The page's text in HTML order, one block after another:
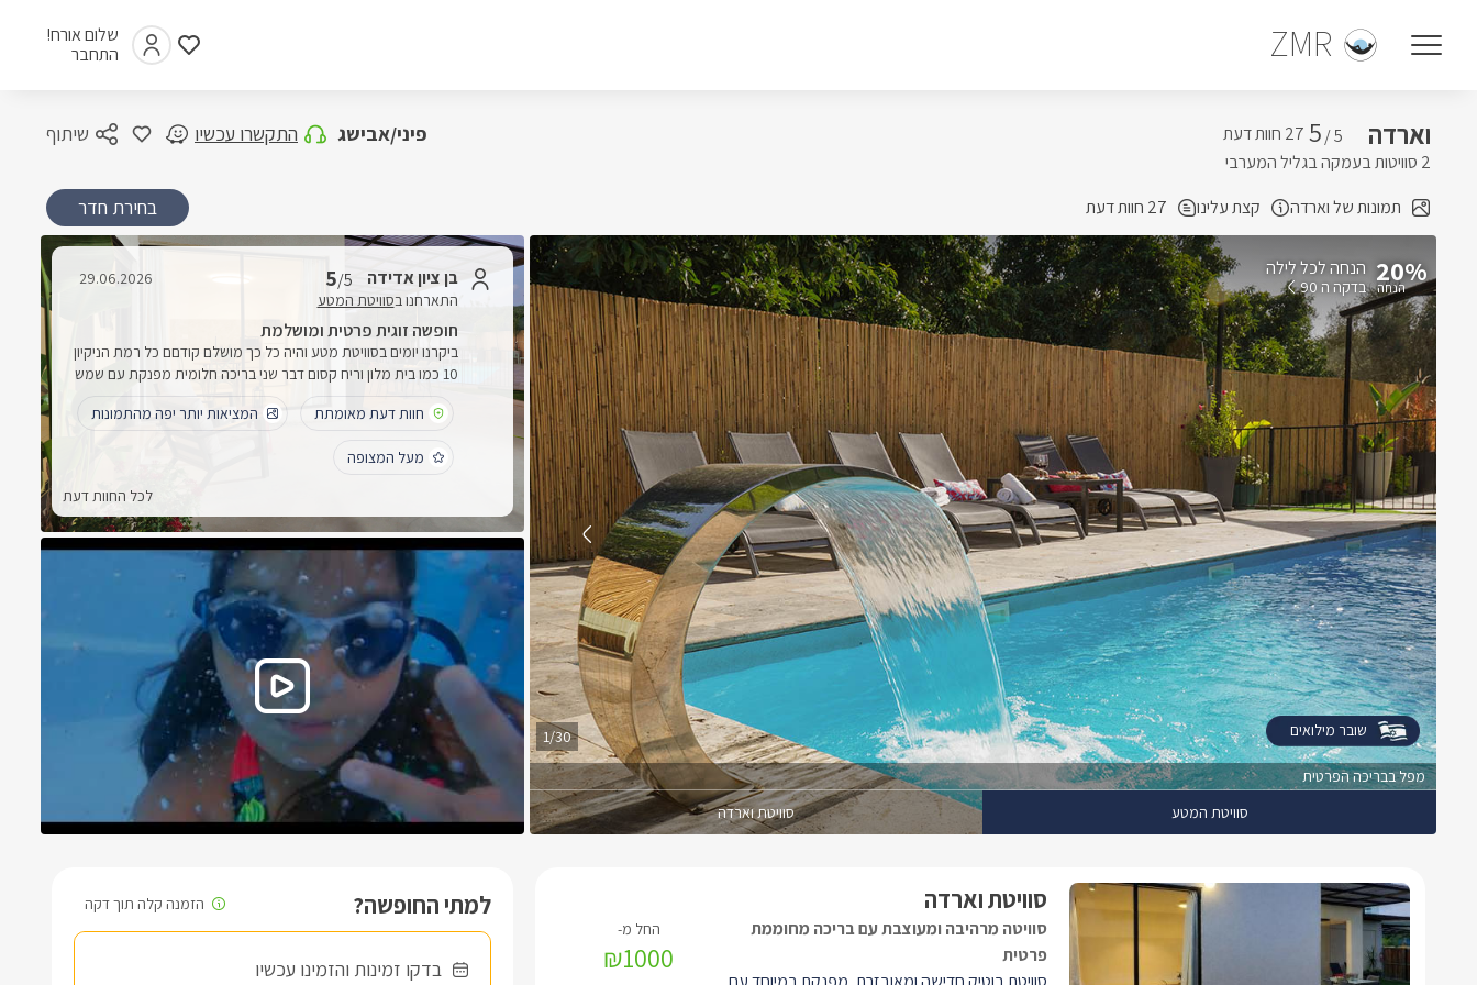
ZMR
שלום אורח!
התחבר
וארדה 5 /
5
2 סוויטות בעמקה בגליל המערבי
תמונות של וארדה
קצת עלינו 27 חוות דעת
שיתוף פיני/אבישג התקשרו עכשיו
בחירת חדר
מפל בבריכה הפרטית
1/30
סוויטת המטע סוויטת וארדה
20% הנחה לכל לילה
בדקה ה 90 בן ציון אדידה 5/5
התארחנו בסוויטת המטע
29.06.2026
חופשה זוגית פרטית ומושלמת
ביקרנו יומים בסוויטת מטע והיה כל כך מושלם קודםם כל רמת הניקיון
10 כמו בית מלון וריח קסום דבר שני בריכה חלומית מפנקת עם שמש
ממכר לגמריאיבזור מושלם מקומות ישיבה גריל דשא מטבח כל מה
שצריך בשביל לבוא להרפות ולהנות
חוות דעת מאומתת המציאות יותר יפה מהתמונות
מעל המצופה
לכל החוות דעת
שובר מילואים
למתי החופשה?
בדקו זמינות והזמינו עכשיו
סוויטת וארדה
סוויטה מרהיבה ומעוצבת עם בריכה מחוממת
פרטית
₪1000